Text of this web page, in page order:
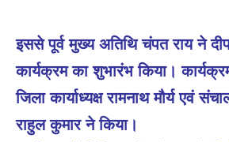
इससे पूर्व मुख्य अतिथि चंपत राय ने
कार्यक्रम का शुभारंभ किया।
जिला कार्याध्यक्ष रामनाथ मौर्य एवं
राहुल कुमार ने किया।